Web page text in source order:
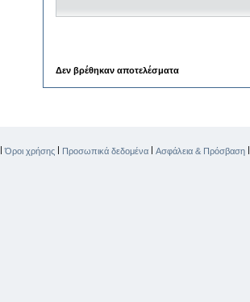
Δεν βρέθηκαν αποτελέσματα
|Όροι χρήσης | Προσωπικά δεδομένα | Ασφάλεια & Πρόσβαση